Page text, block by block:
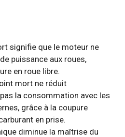
signifie que le moteur ne
puissance aux roues,
en roue libre.
mort ne réduit
la consommation avec les
grâce à la coupure
en prise.
diminue la maîtrise du